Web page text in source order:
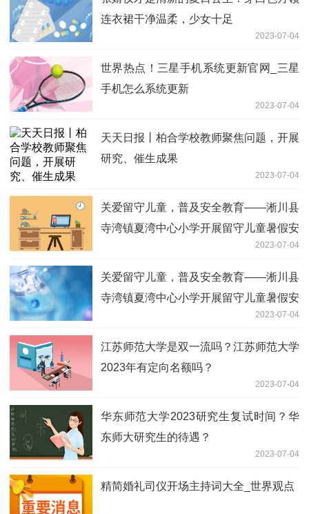
连衣裙干净温柔，少女十足
2023-07-04
世界热点！三星手机系统更新官网_三星
手机怎么系统更新
2023-07-04
天天日报丨柏合学校教师聚焦问题，开展
研究、催生成果
2023-07-04
关爱留守儿童，普及安全教育——淅川县
寺湾镇夏湾中心小学开展留守儿童暑假安
2023-07-04
关爱留守儿童，普及安全教育——淅川县
寺湾镇夏湾中心小学开展留守儿童暑假安
2023-07-04
江苏师范大学是双一流吗？江苏师范大学
2023年有定向名额吗？
2023-07-04
华东师范大学2023研究生复试时间？华
东师大研究生的待遇？
2023-07-04
精简婚礼司仪开场主持词大全_世界观点